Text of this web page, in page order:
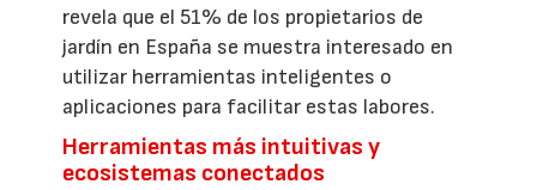
revela que el 51% de los propietarios de
jardín en España se muestra interesado en
utilizar herramientas inteligentes o
aplicaciones para facilitar estas labores.
Herramientas más intuitivas y
ecosistemas conectados